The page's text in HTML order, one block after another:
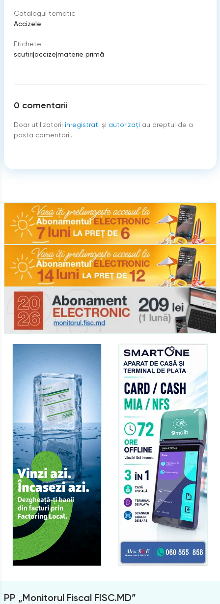
Catalogul tematic
Accizele
Etichete:
scutiri|accize|materie primă
0 comentarii
Doar utilizatorii înregistraţi şi autorizați au dreptul de a
posta comentarii.
PP „Monitorul Fiscal FISC.MD”